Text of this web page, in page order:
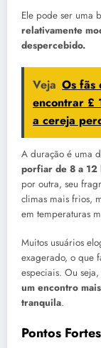
Ele pode ser uma
relativamente
despercebido.
Veja Os fãs
encontrar £
a cereja
A duração é uma
porfiar de 8 a 12
por outra, seu
climas mais frios,
em temperaturas
Muitos usuários
exagerado, o que
especiais. Ou
um encontro
tranquila.
Pontos Fortes